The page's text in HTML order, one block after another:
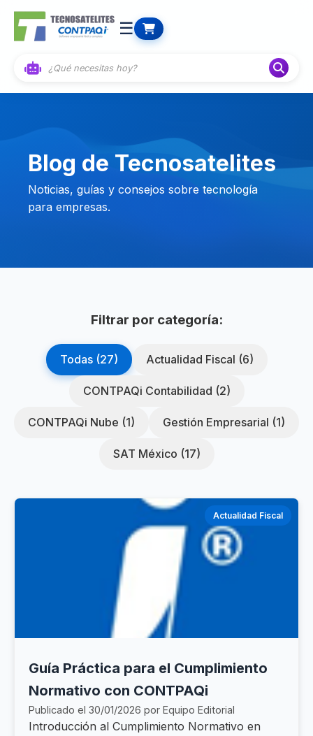
☰
Blog de Tecnosatelites
Noticias, guías y consejos sobre tecnología
para empresas.
Filtrar por categoría:
Todas (27) Actualidad Fiscal (6)
CONTPAQi Contabilidad (2)
CONTPAQi Nube (1) Gestión Empresarial (1)
SAT México (17)
Actualidad Fiscal
Guía Práctica para el Cumplimiento
Normativo con CONTPAQi
Publicado el 30/01/2026 por Equipo Editorial
Introducción al Cumplimiento Normativo en